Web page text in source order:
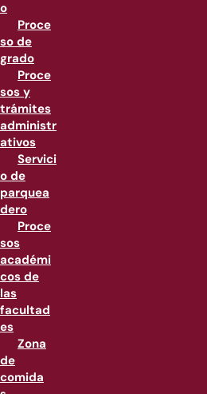
o
Proce
so de
grado
Proce
sos y
trámites
administr
ativos
Servici
o de
parquea
dero
Proce
sos
académi
cos de
las
facultad
es
Zona
de
comida